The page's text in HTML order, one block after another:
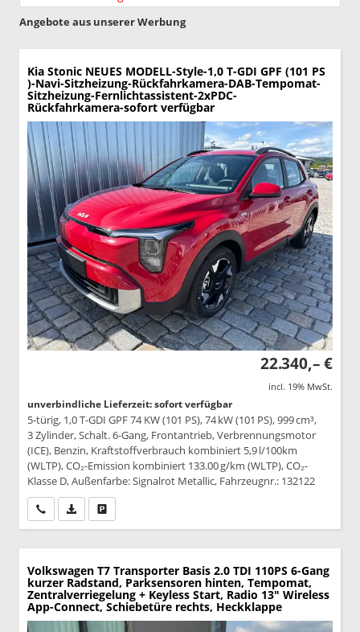
Angebote aus unserer Werbung
Kia Stonic NEUES MODELL-Style-1,0 T-GDI GPF (101 PS
)-Navi-Sitzheizung-Rückfahrkamera-DAB-Tempomat-
Sitzheizung-Fernlichtassistent-2xPDC-
Rückfahrkamera-sofort verfügbar
22.340,– €
incl. 19% MwSt.
unverbindliche Lieferzeit: sofort verfügbar
5-türig, 1,0 T-GDI GPF 74 KW (101 PS), 74 kW (101 PS), 999 cm³,
3 Zylinder, Schalt. 6-Gang, Frontantrieb, Verbrennungsmotor
(ICE), Benzin, Kraftstoffverbrauch kombiniert 5,9 l/100km
(WLTP), CO₂-Emission kombiniert 133.00 g/km (WLTP), CO₂-
Klasse D, Außenfarbe: Signalrot Metallic, Fahrzeugnr.: 132122
Wir rufen Sie anPDF-Datei, Fahrzeugexposé drucken
Volkswagen T7 Transporter Basis 2.0 TDI 110PS 6-Gang
kurzer Radstand, Parksensoren hinten, Tempomat,
Zentralverriegelung + Keyless Start, Radio 13" Wireless
App-Connect, Schiebetüre rechts, Heckklappe